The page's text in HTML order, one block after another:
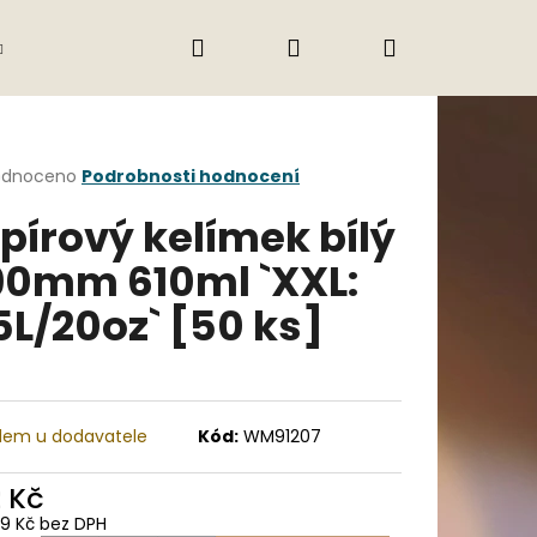
Obchodní podmínky
Přihlášení
Podrobnosti hodnocení
kelímek bílý
610ml `XXL:
20oz` [50 ks]
u dodavatele Kód: WM91207
Kč
Kč bez DPH
Následující